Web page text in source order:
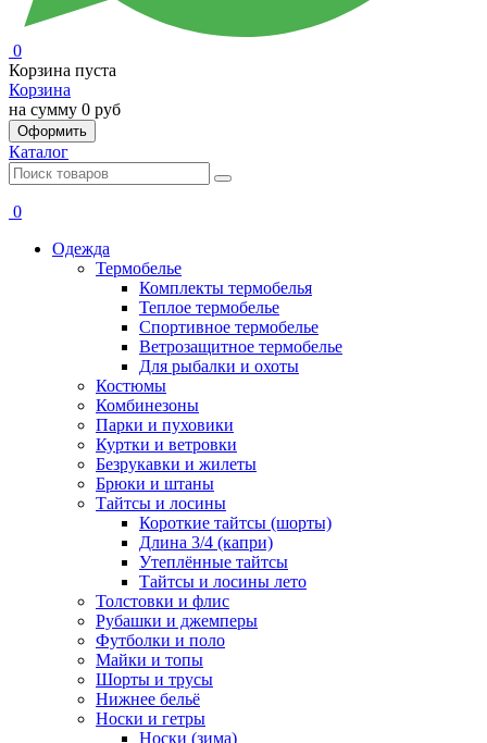
0
Корзина пуста
Корзина
на сумму 0 руб
Оформить
Каталог
0
Одежда
Термобелье
Комплекты термобелья
Теплое термобелье
Спортивное термобелье
Ветрозащитное термобелье
Для рыбалки и охоты
Костюмы
Комбинезоны
Парки и пуховики
Куртки и ветровки
Безрукавки и жилеты
Брюки и штаны
Тайтсы и лосины
Короткие тайтсы (шорты)
Длина 3/4 (капри)
Утеплённые тайтсы
Тайтсы и лосины лето
Толстовки и флис
Рубашки и джемперы
Футболки и поло
Майки и топы
Шорты и трусы
Нижнее бельё
Носки и гетры
Носки (зима)